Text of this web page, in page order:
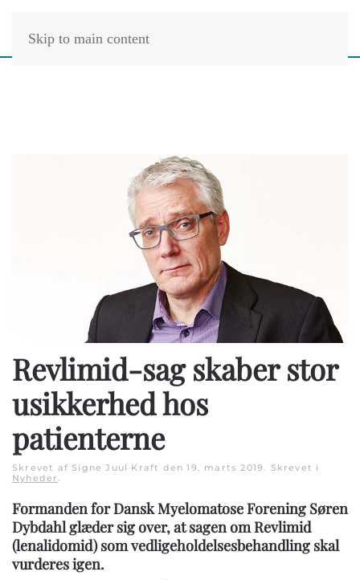
Skip to main content
Revlimid-sag skaber stor
usikkerhed hos
patienterne
Skrevet af Signe Juul Kraft den19. marts 2019
. Skrevet i
Nyheder
Formanden for Dansk Myelomatose Forening Søren
Dybdahl glæder sig over, at sagen om Revlimid
(lenalidomid) som vedligeholdelsesbehandling skal
vurderes igen.